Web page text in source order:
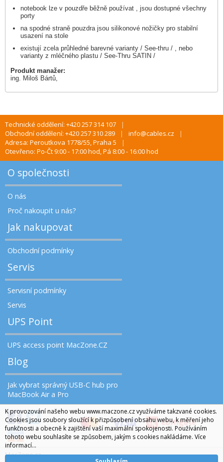
notebook lze v pouzdře běžně používat , jsou dostupné všechny
porty
na spodné straně pouzdra jsou silikonové nožičky pro stabilní
usazení na stole
existují zcela průhledné barevné varianty / See-thru / , nebo
varianty z mléčného plastu / See-Thru SATIN /
Produkt manažer:
ing. Miloš Bártů,
Technické oddělení: +420 257 314 107
Obchodní oddělení: +420 257 310 289
info@cables.cz
Adresa: Peroutkova 1778/55, Praha 5
Otevřeno: Po-Čt 9:00 - 17:00 hod, Pá 8:00 - 16:00 hod
O společnosti
O nás
Proč nakoupit u nás?
Jak nakupovat
Obchodní podmínky
Servis
Servisní podmínky
Servis
UPS Point
UPS access point MacZone.CZ
Blog
Jak vybrat správný USB-C hub pro
MacBook Air a Pro
MacZone.cz
K provozování našeho webu www.maczone.cz využíváme takzvané cookies.
Cookies jsou soubory sloužící k přizpůsobení obsahu webu, k měření jeho
funkčnosti a obecně k zajištění vaší maximální spokojenosti. Používáním
tohoto webu souhlasíte se způsobem, jakým s cookies nakládáme. Více
informací...